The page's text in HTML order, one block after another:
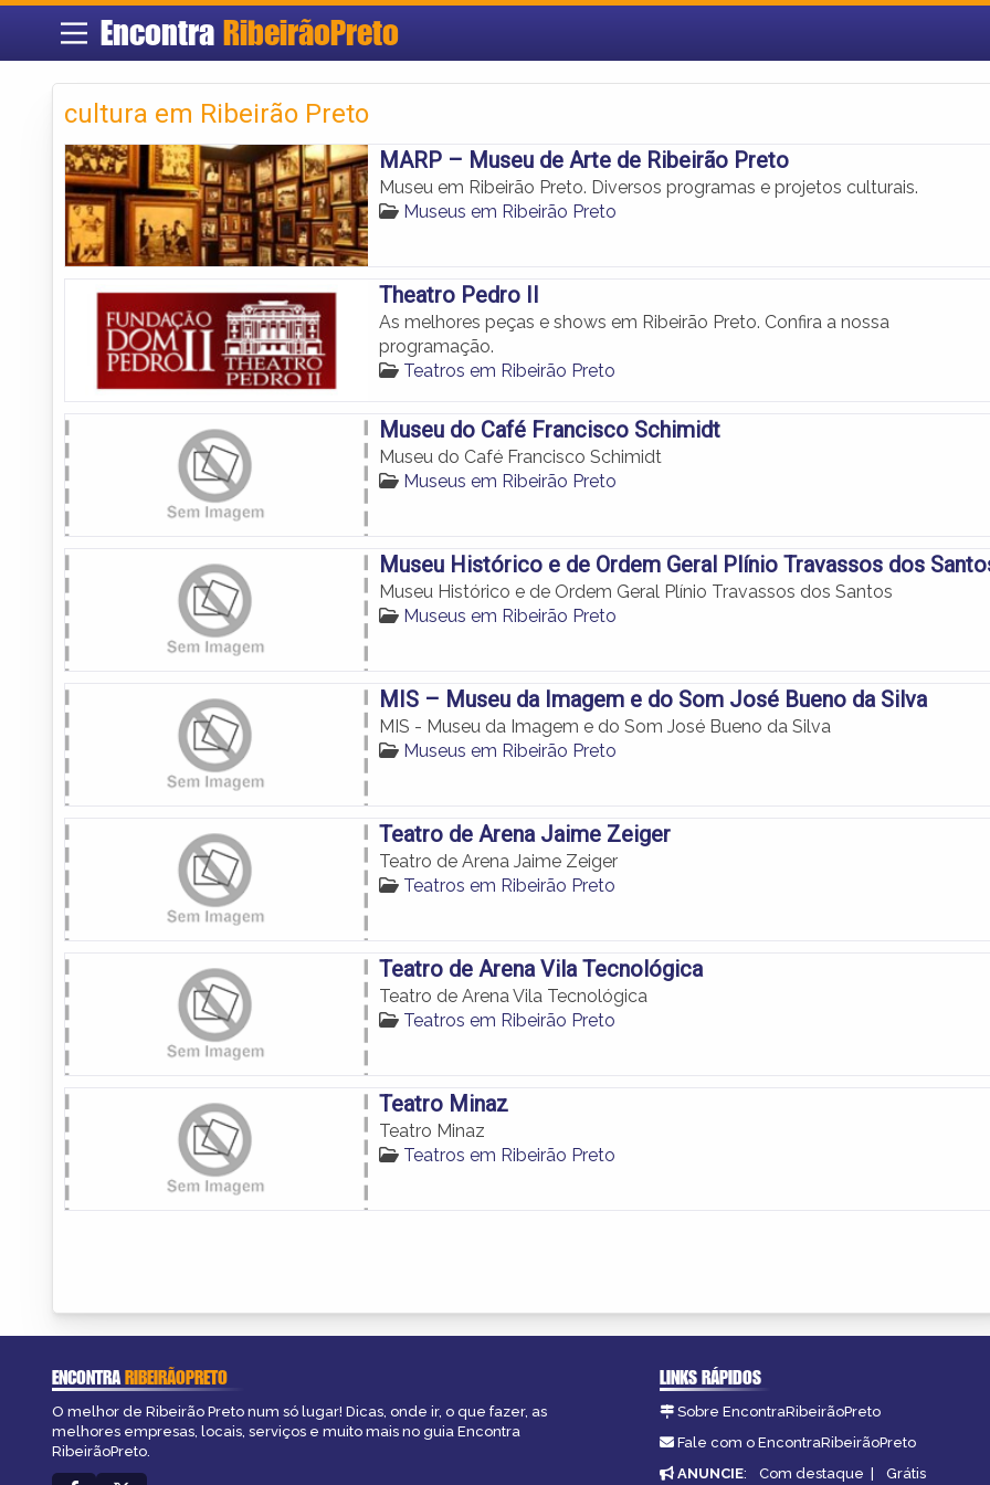
Encontra RibeirãoPreto
cultura em Ribeirão Preto
MARP – Museu de Arte de Ribeirão Preto
Museu em Ribeirão Preto. Diversos programas e projetos culturais.
Museus em Ribeirão Preto
Theatro Pedro II
As melhores peças e shows em Ribeirão Preto. Confira a nossa
programação.
Teatros em Ribeirão Preto
Museu do Café Francisco Schimidt
Museu do Café Francisco Schimidt
Museus em Ribeirão Preto
Museu Histórico e de Ordem Geral Plínio Travassos dos
Museu Histórico e de Ordem Geral Plínio Travassos dos Santos
Museus em Ribeirão Preto
MIS – Museu da Imagem e do Som José Bueno da Silva
MIS - Museu da Imagem e do Som José Bueno da Silva
Museus em Ribeirão Preto
Teatro de Arena Jaime Zeiger
Teatro de Arena Jaime Zeiger
Teatros em Ribeirão Preto
Teatro de Arena Vila Tecnológica
Teatro de Arena Vila Tecnológica
Teatros em Ribeirão Preto
Teatro Minaz
Teatro Minaz
Teatros em Ribeirão Preto
ENCONTRARIBEIRÃOPRETO
O melhor de Ribeirão Preto num só lugar! Dicas, onde ir, o que fazer, as
melhores empresas, locais, serviços e muito mais no guia Encontra
RibeirãoPreto.
LINKS RÁPIDOS
Sobre EncontraRibeirãoPreto
Fale com o EncontraRibeirãoPreto
ANUNCIE: Com destaque | Grátis